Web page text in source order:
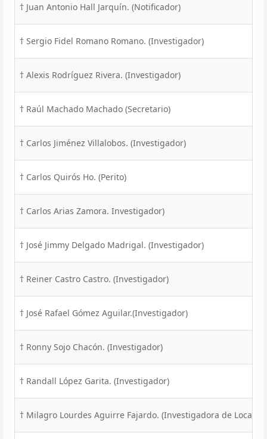
† Juan Antonio Hall Jarquín. (Notificador)
† Sergio Fidel Romano Romano. (Investigador)
† Alexis Rodríguez Rivera. (Investigador)
† Raúl Machado Machado (Secretario)
† Carlos Jiménez Villalobos. (Investigador)
† Carlos Quirós Ho. (Perito)
† Carlos Arias Zamora. Investigador)
† José Jimmy Delgado Madrigal. (Investigador)
† Reiner Castro Castro. (Investigador)
† José Rafael Gómez Aguilar.(Investigador)
† Ronny Sojo Chacón. (Investigador)
† Randall López Garita. (Investigador)
† Milagro Lourdes Aguirre Fajardo. (Investigadora de